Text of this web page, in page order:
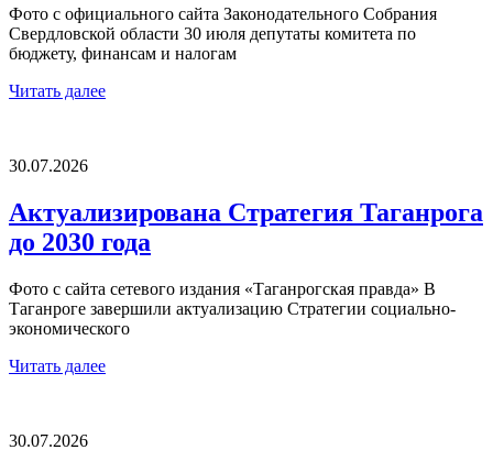
Фото с официального сайта Законодательного Собрания
Свердловской области 30 июля депутаты комитета по
бюджету, финансам и налогам
Читать далее
30.07.2026
Актуализирована Стратегия Таганрога
до 2030 года
Фото с сайта сетевого издания «Таганрогская правда» В
Таганроге завершили актуализацию Стратегии социально-
экономического
Читать далее
30.07.2026